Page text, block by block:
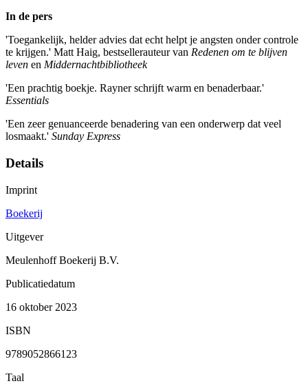
In de pers
'Toegankelijk, helder advies dat echt helpt je angsten onder controle
te krijgen.' Matt Haig, bestsellerauteur van Redenen om te blijven
leven en Middernachtbibliotheek
'Een prachtig boekje. Rayner schrijft warm en benaderbaar.'
Essentials
'Een zeer genuanceerde benadering van een onderwerp dat veel
losmaakt.' Sunday Express
Details
Imprint
Boekerij
Uitgever
Meulenhoff Boekerij B.V.
Publicatiedatum
16 oktober 2023
ISBN
9789052866123
Taal